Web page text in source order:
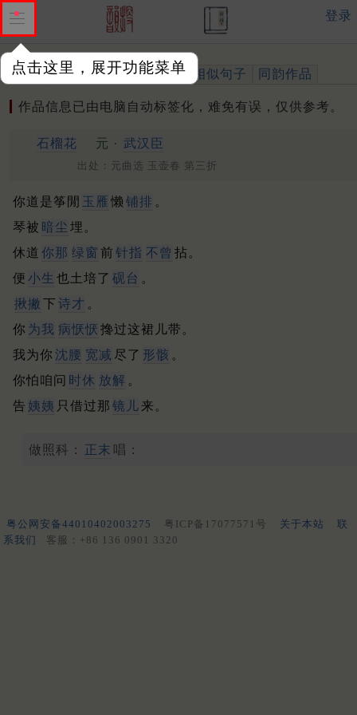
点击这里，展开功能菜单
登录
作品 标注四声 出处、引用 相似句子 同韵作品
作品信息已由电脑自动标签化，难免有误，仅供参考。
石榴花 元 · 武汉臣
出处：元曲选 玉壶春 第三折
你道是筝閒 玉雁 懒 铺排 。
琴被 暗尘 埋。
休道 你那 绿窗 前 针指 不曾 拈。
便 小生 也土培了 砚台 。
揪撇 下诗才 。
你 为我 病恹恹 搀过这裙儿带。
我为你沈 腰 宽减 尽了 形骸 。
你怕咱问 时休 放解 。
告 姨姨 只借过那 镜儿 来。
做照科： 正末 唱：
粤公网安备44010402003275 粤ICP备17077571号 关于本站
联
系我们
客服：+86 136 0901 3320